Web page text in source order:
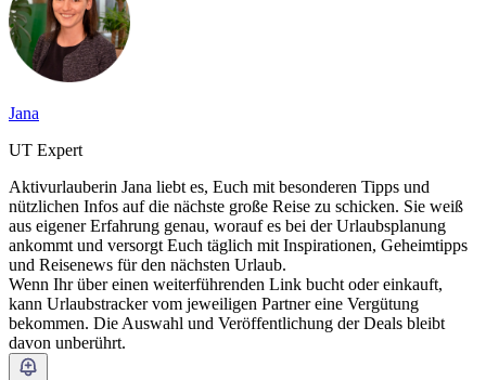
Jana
UT Expert
Aktivurlauberin Jana liebt es, Euch mit besonderen Tipps und
nützlichen Infos auf die nächste große Reise zu schicken. Sie weiß
aus eigener Erfahrung genau, worauf es bei der Urlaubsplanung
ankommt und versorgt Euch täglich mit Inspirationen, Geheimtipps
und Reisenews für den nächsten Urlaub.
Wenn Ihr über einen weiterführenden Link bucht oder einkauft,
kann Urlaubstracker vom jeweiligen Partner eine Vergütung
bekommen. Die Auswahl und Veröffentlichung der Deals bleibt
davon unberührt.